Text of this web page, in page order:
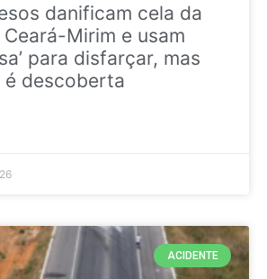
danificam cela da
Mirim e usam
para disfarçar, mas
descoberta
ACIDENTE